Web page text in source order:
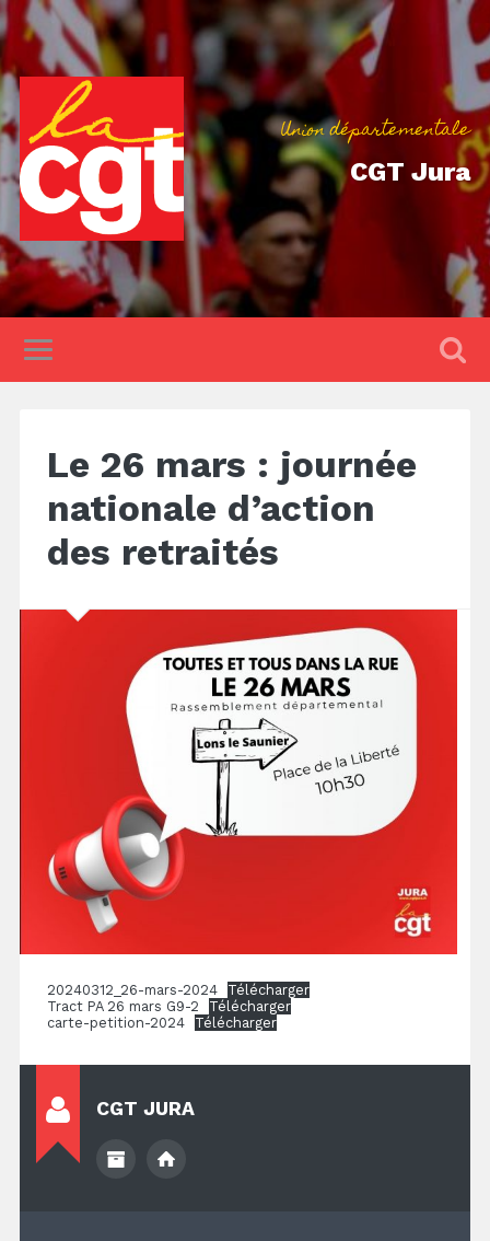
Union départementale
CGT Jura
Le 26 mars : journée
nationale d’action
des retraités
20240312_26-mars-2024
Télécharger
Tract PA 26 mars G9-2
Télécharger
carte-petition-2024
Télécharger
CGT JURA